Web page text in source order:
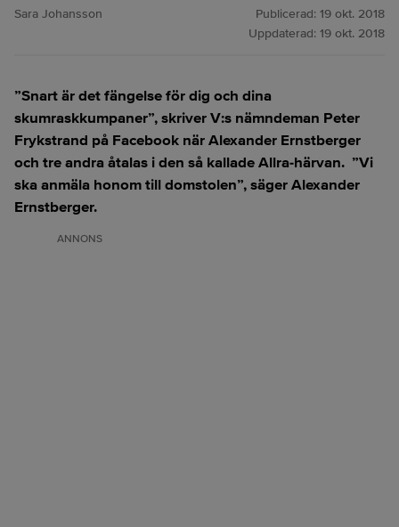
Sara Johansson Publicerad: 19 okt. 2018
Uppdaterad: 19 okt. 2018
”Snart är det fängelse för dig och dina
skumraskkumpaner”, skriver V:s nämndeman Peter
Frykstrand på Facebook när Alexander Ernstberger
och tre andra åtalas i den så kallade Allra-härvan. ”Vi
ska anmäla honom till domstolen”, säger Alexander
Ernstberger.
ANNONS